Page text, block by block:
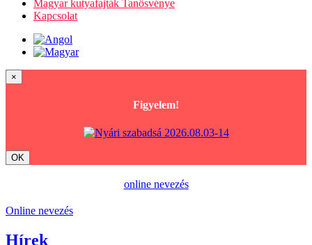
Magyar kutyafajták Tanösvénye
Kapcsolat
×
Figyelem!
OK
online nevezés
Online nevezés
Hírek